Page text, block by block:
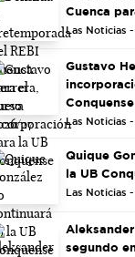
Cuenca
Las Noticias
Gustavo
Conquense
Las Noticias
Quique
la UB
Las Noticias
segundo